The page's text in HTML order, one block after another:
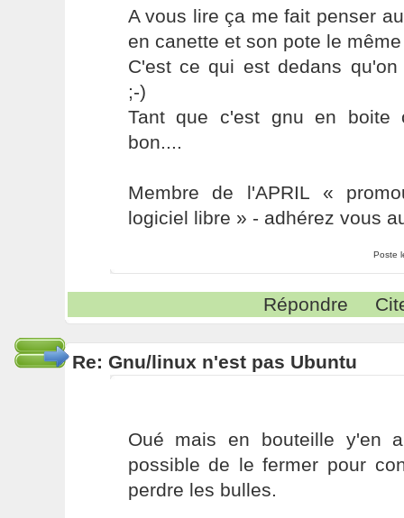
A vous lire ça me fait penser
en canette et son pote le
C'est ce qui est dedans qu'on
;-)
Tant que c'est gnu en boite
bon....
Membre de l'APRIL «
logiciel libre » - adhérez vous
Poste
Répondre
Re: Gnu/linux n'est pas Ubuntu
Oué mais en bouteille y'en
possible de le fermer pour
perdre les bulles.